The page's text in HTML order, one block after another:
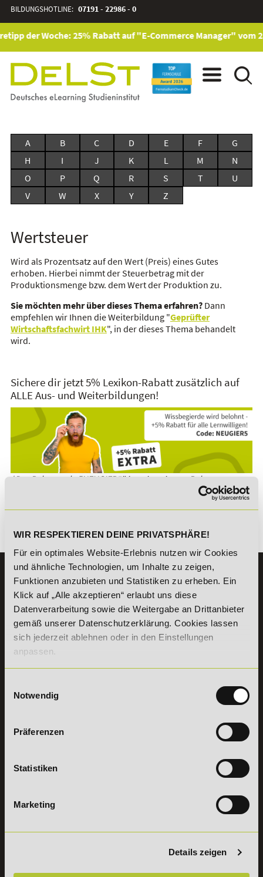
WIR RESPEKTIEREN DEINE PRIVATSPHÄRE!
Für ein optimales Website-Erlebnis nutzen wir Cookies
und ähnliche Technologien, um Inhalte zu zeigen,
Funktionen anzubieten und Statistiken zu erheben. Ein
Klick auf „Alle akzeptieren“ erlaubt uns diese
Datenverarbeitung sowie die Weitergabe an Drittanbieter
gemäß unserer Datenschutzerklärung. Cookies lassen
sich jederzeit ablehnen oder in den Einstellungen
anpassen.
Notwendig
Präferenzen
Statistiken
Marketing
Details zeigen
BILDUNGSHOTLINE: 07191 - 22986 - 0
der Woche: 25% Rabatt auf "E-Commerce Manager" vom
A B C D E F
G
H
I J K L M
N
O
P Q R S T
U
V
W X Y Z
Wertsteuer
Wird als Prozentsatz auf den Wert (Preis) eines Gutes
erhoben. Hierbei nimmt der Steuerbetrag mit der
Produktionsmenge bzw. dem Wert der Produktion zu.
Sie möchten mehr über dieses Thema erfahren?Dann
empfehlen wir Ihnen die Weiterbildung "Geprüfter
Wirtschaftsfachwirt IHK", in der dieses Thema behandelt
wird.
Sichere dir jetzt 5% Lexikon-Rabatt zusätzlich auf
ALLE Aus- und Weiterbildungen!
*Der Rabattcode "NEUGIER5" ist mit weiteren Rabatten
Es gibt keine Einträge mit diesem Anfangsbuchstaben.
KONTAKT
07191 - 22986 - 0
+49 (0) 7191 9513203
DeLSt GmbH - Deutsches eLearning Studieninstitut
Willy-Brandt-Platz 2
71522Backnang
Fax:+49 (0) 7191 - 22 986 - 99
Freitag: 8:00 - 17:00 Uhr
Vertrag
DeLSt
IHK-
Rechnungswesen